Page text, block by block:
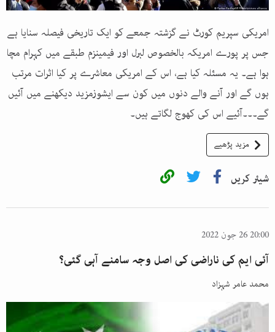
امریکی سپریم کورٹ نے گزشتہ جمعے کو ایک تاریخی فیصلہ سنایا ہے
جس پر پورے امریکہ بالخصوص لبرل اور فیمینزم طبقے میں کہرام مچا
ہوا ہے۔ یہ مسئلہ کیا ہے، اس کے امریکی معاشرے پر کیا اثرات مرتب
ہوں گے اور آنے والے دنوں میں کون سے ایشوزمزید دیکھنے میں آئیں
گے۔۔۔آئیے اس کی کھوج لگاتے ہیں۔
مزید پڑھیے
شیئر کریں
20:00 26 جون 2022
آئی ایم کی ناراضی کی اصل وجہ سامنے آہی گئی؟
محمد عامر شہزاد